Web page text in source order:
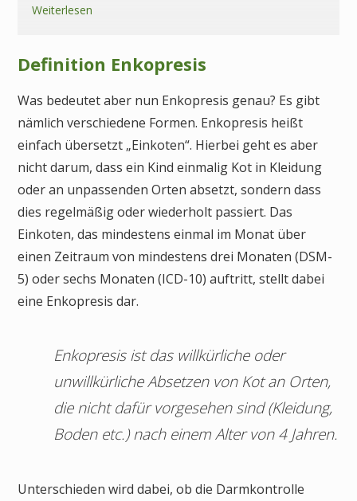
Definition Enkopresis
Was bedeutet aber nun Enkopresis genau? Es gibt
nämlich verschiedene Formen. Enkopresis heißt
einfach übersetzt „Einkoten“. Hierbei geht es aber
nicht darum, dass ein Kind einmalig Kot in Kleidung
oder an unpassenden Orten absetzt, sondern dass
dies regelmäßig oder wiederholt passiert. Das
Einkoten, das mindestens einmal im Monat über
einen Zeitraum von mindestens drei Monaten (DSM-
5) oder sechs Monaten (ICD-10) auftritt, stellt dabei
eine Enkopresis dar.
Enkopresis ist das willkürliche oder
unwillkürliche Absetzen von Kot an Orten,
die nicht dafür vorgesehen sind (Kleidung,
Boden etc.) nach einem Alter von 4 Jahren.
Unterschieden wird dabei, ob die Darmkontrolle
Weiterlesen